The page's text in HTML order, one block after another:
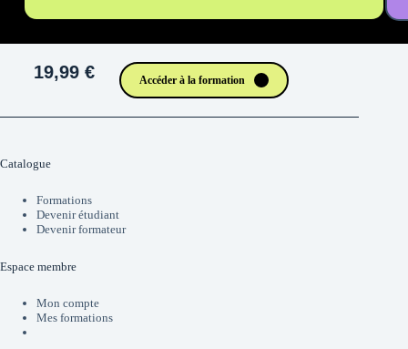
19,99 € Accéder à la formation
Catalogue
Formations
Devenir étudiant
Devenir formateur
Espace membre
Mon compte
Mes formations